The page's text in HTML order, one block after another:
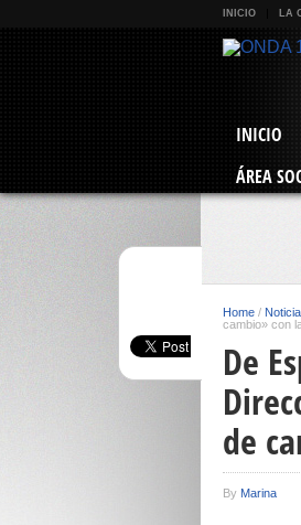
INICIO LA
INICIO
ÁREA
Home /
cambio» con
De
de
By Marina